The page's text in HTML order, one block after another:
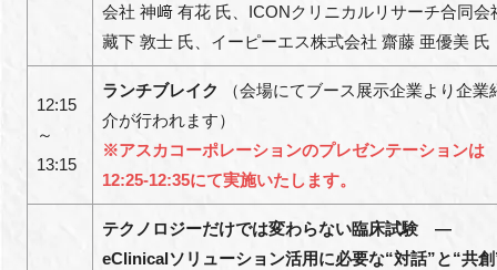
会社 神﨑 有花氏 、ICONクリニカルリサーチ合同会
藏下 敦士氏 、イーピーエス株式会社 齋藤 亜優美氏
12:15
～
13:15
ランチブレイク
（会場にてブース展示企業より企業
介が行われます）
※アスカコーポレーションのプレゼンテーションは
12:25-12:35にて実施いたします。
テクノロジーだけでは変わらない臨床試験 ―
eClinicalソリューション活用に必要な“対話”と“共